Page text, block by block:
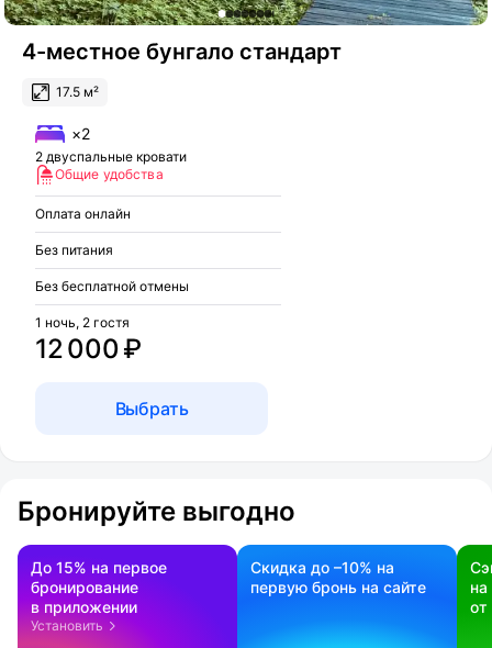
4-местное бунгало стандарт
17.5 м²
×2
2 двуспальные кровати
Общие удобства
Оплата онлайн
Без питания
Без бесплатной отмены
12 000 ₽
1 ночь, 2 гостя
Выбрать
Бронируйте выгодно
До 15% на первое
бронирование
в приложении
Установить
Скидка до –10% на
первую бронь на сайте
на